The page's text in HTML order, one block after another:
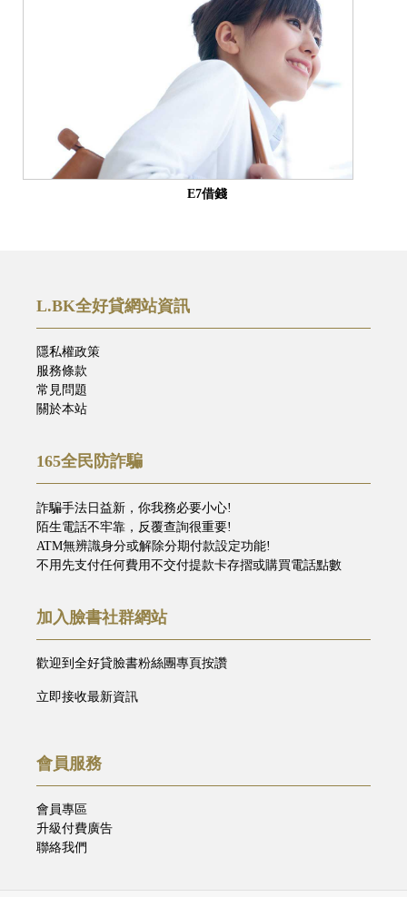
E7借錢
L.BK全好貸網站資訊
隱私權政策
服務條款
常見問題
關於本站
165全民防詐騙
詐騙手法日益新，你我務必要小心!
陌生電話不牢靠，反覆查詢很重要!
ATM無辨識身分或解除分期付款設定功能!
不用先支付任何費用不交付提款卡存摺或購買電話點數
加入臉書社群網站
歡迎到全好貸臉書粉絲團專頁按讚
立即接收最新資訊
會員服務
會員專區
升級付費廣告
聯絡我們